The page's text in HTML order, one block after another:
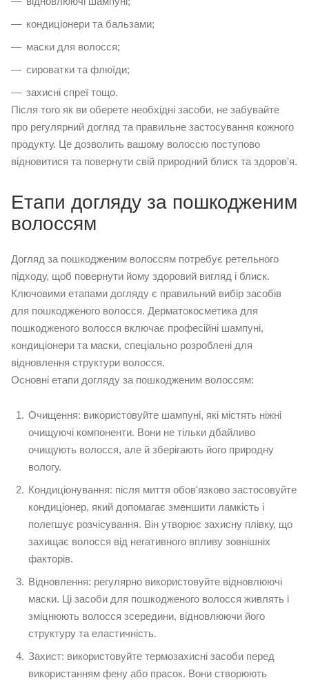
кондиціонери та бальзами;
маски для волосся;
сироватки та флюїди;
захисні спреї тощо.
Після того як ви оберете необхідні засоби, не забувайте
про регулярний догляд та правильне застосування кожного
продукту. Це дозволить вашому волоссю поступово
відновитися та повернути свій природний блиск та здоров'я.
Етапи догляду за пошкодженим
волоссям
Догляд за пошкодженим волоссям потребує ретельного
підходу, щоб повернути йому здоровий вигляд і блиск.
Ключовими етапами догляду є правильний вибір засобів
для пошкодженого волосся. Дерматокосметика для
пошкодженого волосся включає професійні шампуні,
кондиціонери та маски, спеціально розроблені для
відновлення структури волосся.
Основні етапи догляду за пошкодженим волоссям:
Очищення: використовуйте шампуні, які містять ніжні
очищуючі компоненти. Вони не тільки дбайливо
очищують волосся, але й зберігають його природну
вологу.
Кондиціонування: після миття обов'язково застосовуйте
кондиціонер, який допомагає зменшити ламкість і
полегшує розчісування. Він утворює захисну плівку, що
захищає волосся від негативного впливу зовнішніх
факторів.
Відновлення: регулярно використовуйте відновлюючі
маски. Ці засоби для пошкодженого волосся живлять і
зміцнюють волосся зсередини, відновлюючи його
структуру та еластичність.
Захист: використовуйте термозахисні засоби перед
використанням фену або прасок. Вони створюють